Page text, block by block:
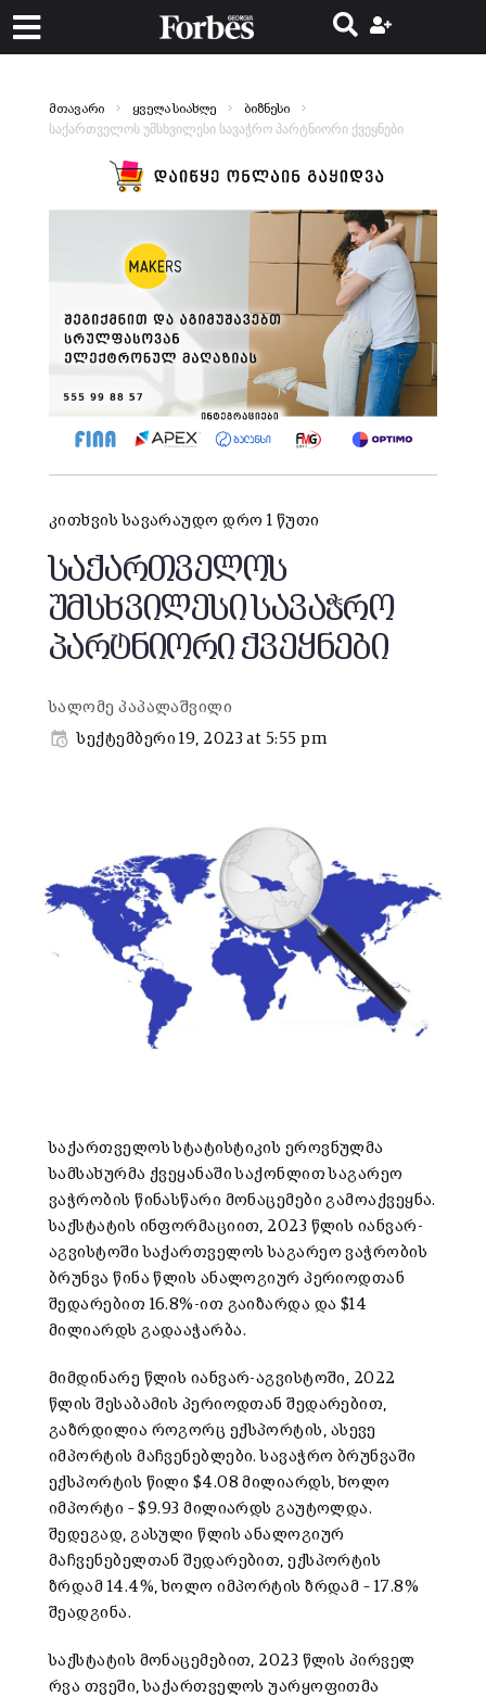
მთავარი ყველა სიახლე ბიზნესი
საქართველოს უმსხვილესი სავაჭრო პარტნიორი ქვეყნები
კითხვის სავარაუდო დრო 1 წუთი
საქართველოს
უმსხვილესი სავაჭრო
პარტნიორი ქვეყნები
სალომე პაპალაშვილი
სექტემბერი 19, 2023 at 5:55 pm
საქართველოს სტატისტიკის ეროვნულმა
სამსახურმა ქვეყანაში საქონლით საგარეო
ვაჭრობის წინასწარი მონაცემები გამოაქვეყნა.
საქსტატის ინფორმაციით, 2023 წლის იანვარ-
აგვისტოში საქართველოს საგარეო ვაჭრობის
ბრუნვა წინა წლის ანალოგიურ პერიოდთან
შედარებით 16.8%-ით გაიზარდა და $14
მილიარდს გადააჭარბა.
მიმდინარე წლის იანვარ-აგვისტოში, 2022
წლის შესაბამის პერიოდთან შედარებით,
გაზრდილია როგორც ექსპორტის, ასევე
იმპორტის მაჩვენებლები. სავაჭრო ბრუნვაში
ექსპორტის წილი $4.08 მილიარდს, ხოლო
იმპორტი – $9.93 მილიარდს გაუტოლდა.
შედეგად, გასული წლის ანალოგიურ
მაჩვენებელთან შედარებით, ექსპორტის
ზრდამ 14.4%, ხოლო იმპორტის ზრდამ – 17.8%
შეადგინა.
საქსტატის მონაცემებით, 2023 წლის პირველ
რვა თვეში, საქართველოს უარყოფითმა